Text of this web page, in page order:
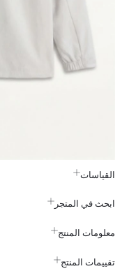
القياسات
ابحث في المتجر
معلومات المنتج
تقييمات المنتج